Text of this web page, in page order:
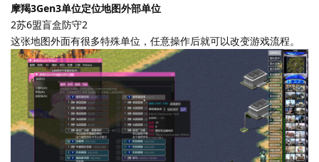
摩羯3Gen3单位定位地图外部单位
2苏6盟盲盒防守2
这张地图外面有很多特殊单位，任意操作后就可以改变游戏流程。